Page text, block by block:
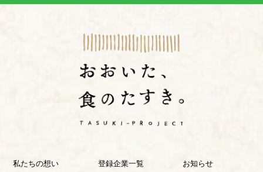
私たちの想い 登録企業一覧 お知らせ